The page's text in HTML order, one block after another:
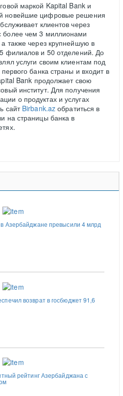
маркой Kapital Bank и
новейшие цифровые решения
клиентов через
более чем 3 миллионами
также через крупнейшую в
филиалов и 50 отделений. До
услуги своим клиентам под
банка страны и входит в
Bank продолжает свою
институт. Для получения
о продуктах и услугах
сайт Birbank.az обратиться в
на страницы банка в
Азербайджане превысили 4 млрд
возврат в госбюджет 91,6
рейтинг Азербайджана с